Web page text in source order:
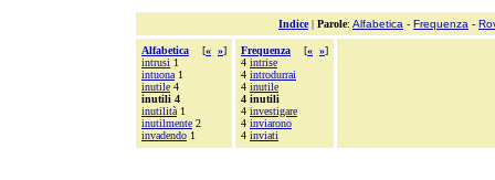
Indice| Parole: Alfabetica - Frequenza -
Alfabetica [« »]
intrusi 1
intuona 1
inutile 4
inutili 4
inutilità 1
inutilmente 2
invadendo 1
Frequenza [« »]
4 intrise
4 introdurrai
4 inutile
4 inutili
4 investigare
4 inviarono
4 inviati